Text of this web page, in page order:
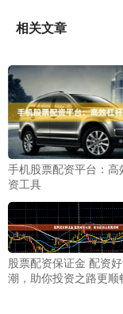
相关文章
手机股票配资平台：高
资工具
股票配资保证金 配资
潮，助你投资之路更顺